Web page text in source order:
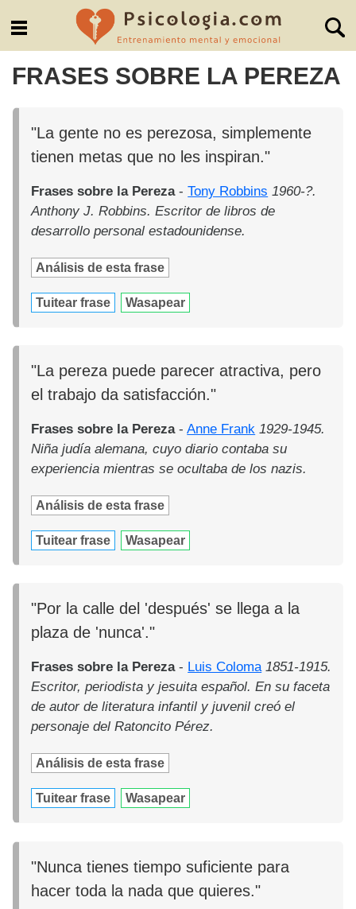
FRASES SOBRE LA PEREZA
"La gente no es perezosa, simplemente
tienen metas que no les inspiran."
Frases sobre la Pereza-Tony Robbins 1960-?.
Anthony J. Robbins. Escritor de libros de
desarrollo personal estadounidense.
Análisis de esta frase
Tuitear frase Wasapear
"La pereza puede parecer atractiva, pero
el trabajo da satisfacción."
Frases sobre la Pereza-Anne Frank 1929-1945.
Niña judía alemana, cuyo diario contaba su
experiencia mientras se ocultaba de los nazis.
Análisis de esta frase
Tuitear frase Wasapear
"Por la calle del 'después' se llega a la
plaza de 'nunca'."
Frases sobre la Pereza- Luis Coloma 1851-1915.
Escritor, periodista y jesuita español. En su faceta
de autor de literatura infantil y juvenil creó el
personaje del Ratoncito Pérez.
Análisis de esta frase
Tuitear frase Wasapear
"Nunca tienes tiempo suficiente para
hacer toda la nada que quieres."